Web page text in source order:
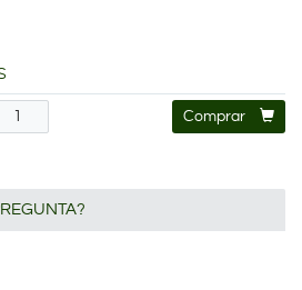
Comprar